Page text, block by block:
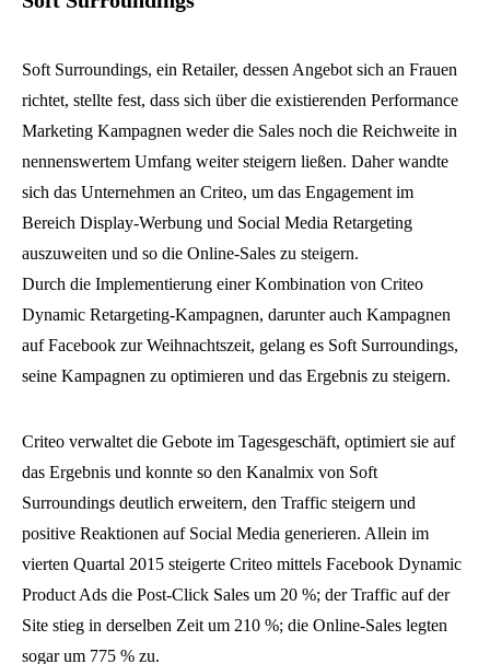
Soft Surroundings, ein Retailer, dessen Angebot sich an Frauen
richtet, stellte fest, dass sich über die existierenden Performance
Marketing Kampagnen weder die Sales noch die Reichweite in
nennenswertem Umfang weiter steigern ließen. Daher wandte
sich das Unternehmen an Criteo, um das Engagement im
Bereich Display-Werbung und Social Media Retargeting
auszuweiten und so die Online-Sales zu steigern.
Durch die Implementierung einer Kombination von Criteo
Dynamic Retargeting-Kampagnen, darunter auch Kampagnen
auf Facebook zur Weihnachtszeit, gelang es Soft Surroundings,
seine Kampagnen zu optimieren und das Ergebnis zu steigern.
Criteo verwaltet die Gebote im Tagesgeschäft, optimiert sie auf
das Ergebnis und konnte so den Kanalmix von Soft
Surroundings deutlich erweitern, den Traffic steigern und
positive Reaktionen auf Social Media generieren. Allein im
vierten Quartal 2015 steigerte Criteo mittels Facebook Dynamic
Product Ads die Post-Click Sales um 20 %; der Traffic auf der
Site stieg in derselben Zeit um 210 %; die Online-Sales legten
sogar um 775 % zu.